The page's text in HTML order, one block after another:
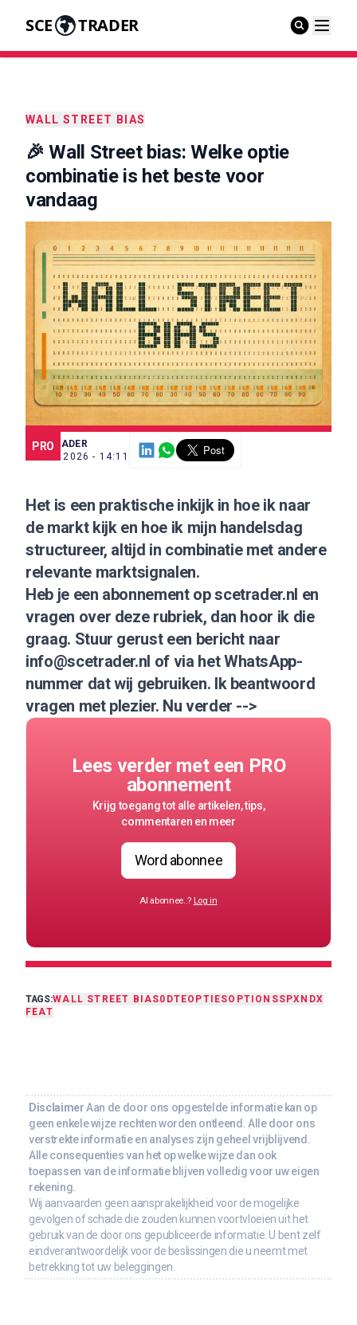
SCE TRADER
WALL STREET BIAS
🎉 Wall Street bias: Welke optie
combinatie is het beste voor
vandaag
PRO
SCE TRADER
3 JUN. 2026 - 14:11
Het is een praktische inkijk in hoe ik naar
de markt kijk en hoe ik mijn handelsdag
structureer, altijd in combinatie met andere
relevante marktsignalen.
Heb je een abonnement op scetrader.nl en
vragen over deze rubriek, dan hoor ik die
graag. Stuur gerust een bericht naar
info@scetrader.nl of via het WhatsApp-
nummer dat wij gebruiken. Ik beantwoord
vragen met plezier. Nu verder -->
Lees verder met een PRO
abonnement
Krijg toegang tot alle artikelen, tips,
commentaren en meer
Word abonnee
Al abonnee..? Log in
TAGS:WALL STREET BIAS0DTEOPTIESOPTIONSSPX NDX
FEAT
Disclaimer Aan de door ons opgestelde informatie kan op
geen enkele wijze rechten worden ontleend. Alle door ons
verstrekte informatie en analyses zijn geheel vrijblijvend.
Alle consequenties van het op welke wijze dan ook
toepassen van de informatie blijven volledig voor uw eigen
rekening.
Wij aanvaarden geen aansprakelijkheid voor de mogelijke
gevolgen of schade die zouden kunnen voortvloeien uit het
gebruik van de door ons gepubliceerde informatie. U bent zelf
eindverantwoordelijk voor de beslissingen die u neemt met
betrekking tot uw beleggingen.